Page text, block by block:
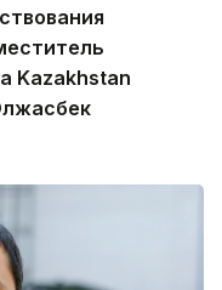
Kazakhstan